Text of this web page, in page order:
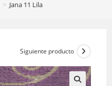
> Jana 11 Lila
Siguiente producto